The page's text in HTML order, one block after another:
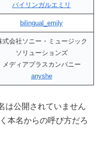
バイリンガルエミリ
bilingual_emily
式会社ソニー・ミュージック
ソリューションズ
メディアプラスカンパニー
anyshe
は公開されていません
本名からの呼び方だろ